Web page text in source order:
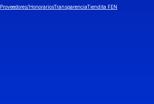
Proveedores/HonorariosTransparenciaTiendita FEN